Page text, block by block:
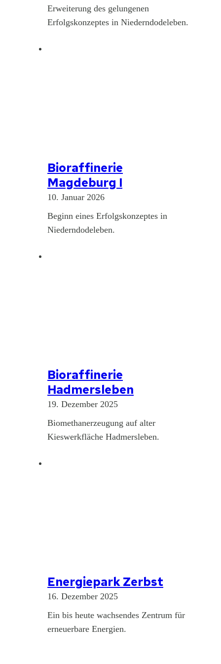
Erweiterung des gelungenen
Erfolgskonzeptes in Niederndodeleben.
Bioraffinerie
Magdeburg I
10. Januar 2026
Beginn eines Erfolgskonzeptes in
Niederndodeleben.
Bioraffinerie
Hadmersleben
19. Dezember 2025
Biomethanerzeugung auf alter
Kieswerkfläche Hadmersleben.
Energiepark Zerbst
16. Dezember 2025
Ein bis heute wachsendes Zentrum für
erneuerbare Energien.